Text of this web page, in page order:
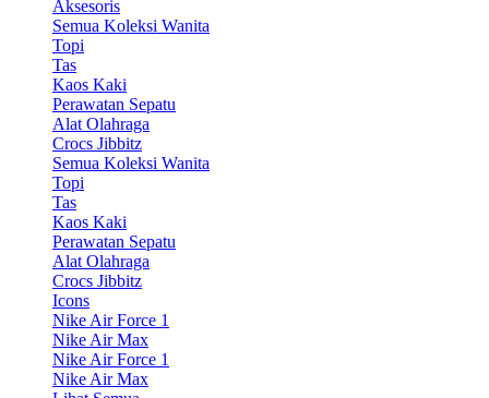
Aksesoris
Semua Koleksi Wanita
Topi
Tas
Kaos Kaki
Perawatan Sepatu
Alat Olahraga
Crocs Jibbitz
Semua Koleksi Wanita
Topi
Tas
Kaos Kaki
Perawatan Sepatu
Alat Olahraga
Crocs Jibbitz
Icons
Nike Air Force 1
Nike Air Max
Nike Air Force 1
Nike Air Max